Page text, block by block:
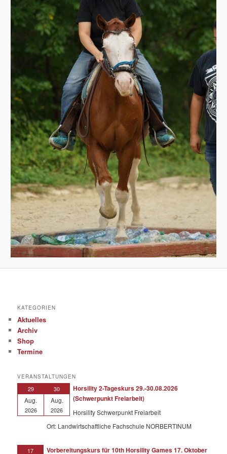
KATEGORIEN
Aktuelles
Archiv
Shop
Termine
VERANSTALTUNGEN
29
Aug.
2026
30
Aug.
2026
Horsility 2-Tageskurs 29.-30.08.2026
(Schwerpunkt Freiarbeit)
Horsility Schwerpunkt Freiarbeit
Ort: Landwirtschaftliche Fachschule NORBERTINUM
17 Vorbereitungskurs für 10th Horsility Games 17. Oktober